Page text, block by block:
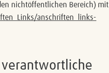
nichtöffentlichen Bereich) mit
anschriften_links-